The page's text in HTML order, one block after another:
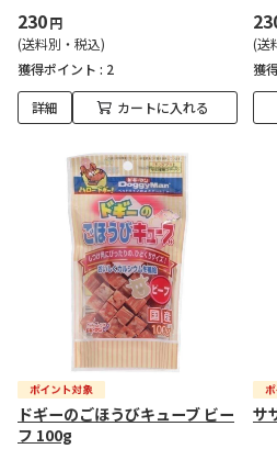
230円
(送料別・税込)
獲得ポイント : 2
詳細 カートに入れる
(送
獲
ドギーのごほうびキューブ ビー
フ 100g
サ